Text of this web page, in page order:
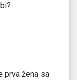
prva žena sa